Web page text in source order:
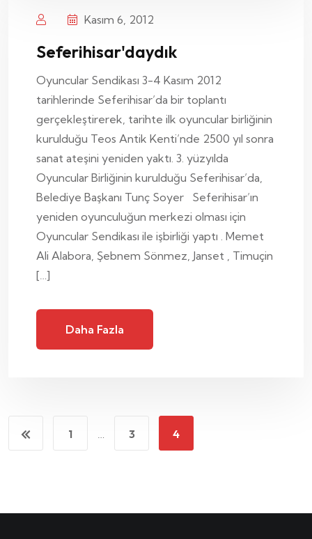
Kasım 6, 2012
Seferihisar'daydık
Oyuncular Sendikası 3-4 Kasım 2012
tarihlerinde Seferihisar’da bir toplantı
gerçekleştirerek, tarihte ilk oyuncular birliğinin
kurulduğu Teos Antik Kenti’nde 2500 yıl sonra
sanat ateşini yeniden yaktı. 3. yüzyılda
Oyuncular Birliğinin kurulduğu Seferihisar’da,
Belediye Başkanı Tunç Soyer Seferihisar’ın
yeniden oyunculuğun merkezi olması için
Oyuncular Sendikası ile işbirliği yaptı . Memet
Ali Alabora, Şebnem Sönmez, Janset , Timuçin
[…]
Daha Fazla
1 3 4